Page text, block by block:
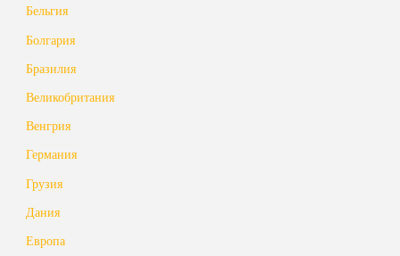
Бельгия
Болгария
Бразилия
Великобритания
Венгрия
Германия
Грузия
Дания
Европа